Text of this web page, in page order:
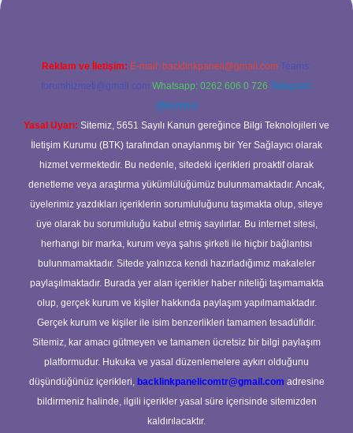
Reklam ve İletişim: E-mail: backlinkpaneli@gmail.com Teams:
forumhizmeti@gmail.com Whatsapp: 0262 606 0 726 Telegram:
@karabul
Yasal Uyarı: Sitemiz, 5651 Sayılı Kanun gereğince Bilgi Teknolojileri ve
İletişim Kurumu (BTK) tarafından onaylanmış bir Yer Sağlayıcı olarak
hizmet vermektedir. Bu nedenle, sitedeki içerikleri proaktif olarak
denetleme veya araştırma yükümlülüğümüz bulunmamaktadır. Ancak,
üyelerimiz yazdıkları içeriklerin sorumluluğunu taşımakta olup, siteye
üye olarak bu sorumluluğu kabul etmiş sayılırlar. Bu internet sitesi,
herhangi bir marka, kurum veya şahıs şirketi ile hiçbir bağlantısı
bulunmamaktadır. Sitede yalnızca kendi hazırladığımız makaleler
paylaşılmaktadır. Burada yer alan içerikler haber niteliği taşımamakta
olup, gerçek kurum ve kişiler hakkında paylaşım yapılmamaktadır.
Gerçek kurum ve kişiler ile isim benzerlikleri tamamen tesadüfidir.
Sitemiz, kar amacı gütmeyen ve tamamen ücretsiz bir bilgi paylaşım
platformudur. Hukuka ve yasal düzenlemelere aykırı olduğunu
düşündüğünüz içerikleri, backlinkpanelicomtr@gmail.com adresine
bildirmeniz halinde, ilgili içerikler yasal süre içerisinde sitemizden
kaldırılacaktır.